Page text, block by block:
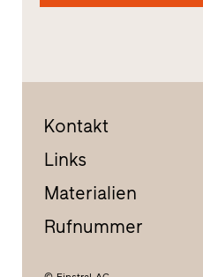
Kontakt
Links
Materialien
Rufnummer